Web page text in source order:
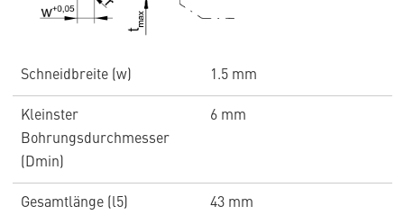
Schneidbreite (w) 1.5 mm
Kleinster
Bohrungsdurchmesser
(Dmin)
6 mm
Gesamtlänge (l5) 43 mm